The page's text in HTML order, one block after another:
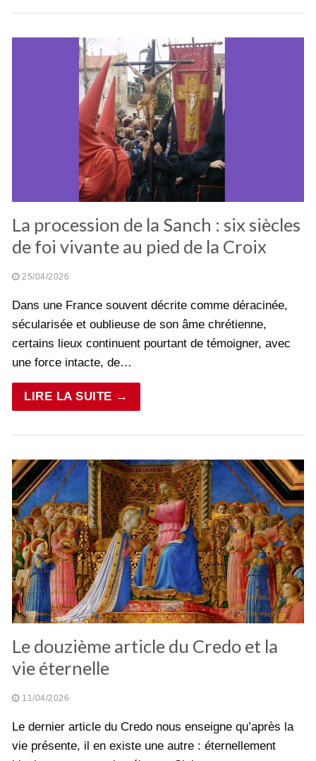
La procession de la Sanch : six siècles
de foi vivante au pied de la Croix
25/04/2026
Dans une France souvent décrite comme déracinée,
sécularisée et oublieuse de son âme chrétienne,
certains lieux continuent pourtant de témoigner, avec
une force intacte, de…
LIRE LA SUITE →
Le douzième article du Credo et la
vie éternelle
11/04/2026
Le dernier article du Credo nous enseigne qu’après la
vie présente, il en existe une autre : éternellement